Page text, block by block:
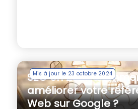
Mis à jour le 23 octobre 2024
SEO en 2021 :
améliorer votre
Web sur Google ?